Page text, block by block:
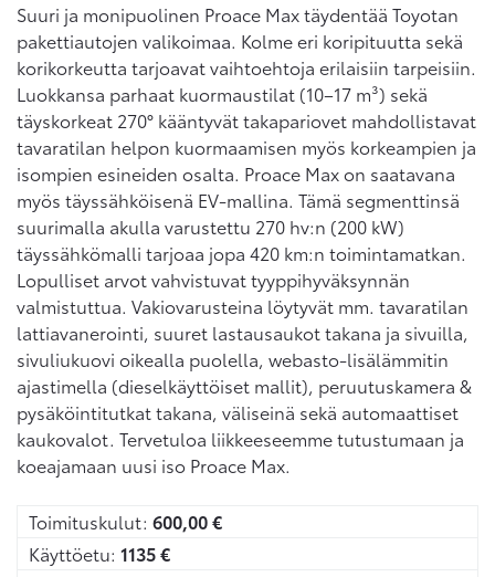
Suuri ja monipuolinen Proace Max täydentää Toyotan
pakettiautojen valikoimaa. Kolme eri koripituutta sekä
korikorkeutta tarjoavat vaihtoehtoja erilaisiin tarpeisiin.
Luokkansa parhaat kuormaustilat (10–17 m³) sekä
täyskorkeat 270° kääntyvät takapariovet mahdollistavat
tavaratilan helpon kuormaamisen myös korkeampien ja
isompien esineiden osalta. Proace Max on saatavana
myös täyssähköisenä EV-mallina. Tämä segmenttinsä
suurimalla akulla varustettu 270 hv:n (200 kW)
täyssähkömalli tarjoaa jopa 420 km:n toimintamatkan.
Lopulliset arvot vahvistuvat tyyppihyväksynnän
valmistuttua. Vakiovarusteina löytyvät mm. tavaratilan
lattiavanerointi, suuret lastausaukot takana ja sivuilla,
sivuliukuovi oikealla puolella, webasto-lisälämmitin
ajastimella (dieselkäyttöiset mallit), peruutuskamera &
pysäköintitutkat takana, väliseinä sekä automaattiset
kaukovalot. Tervetuloa liikkeeseemme tutustumaan ja
koeajamaan uusi iso Proace Max.
Toimituskulut: 600,00€
Käyttöetu: 1135€